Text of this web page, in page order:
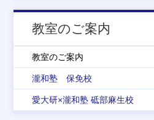
教室のご案内
教室のご案内
瀧和塾 保免校
愛大研×瀧和塾 砥部麻生校